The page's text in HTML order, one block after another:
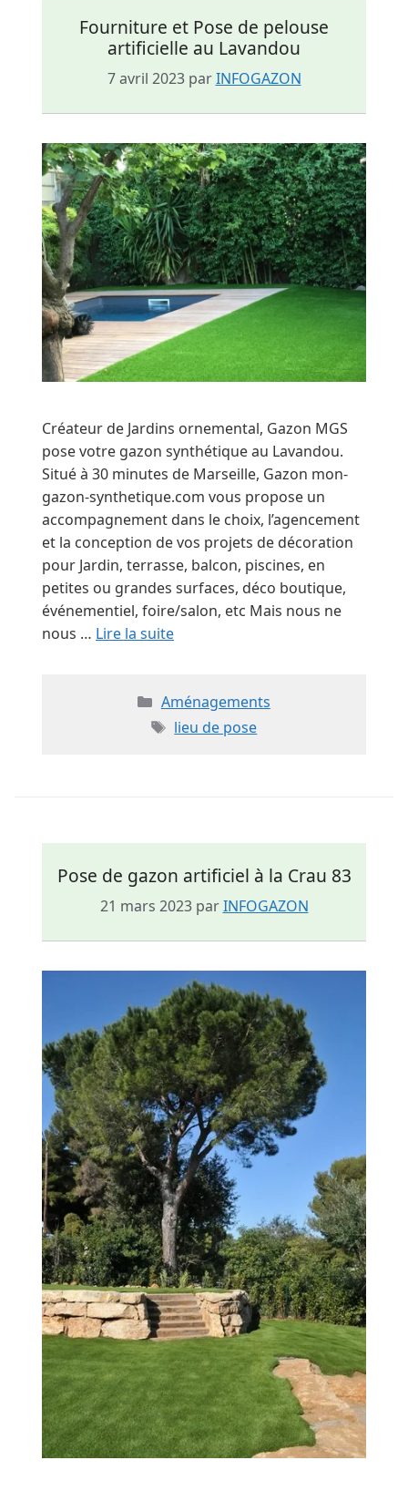
Fourniture et Pose de pelouse
artificielle au Lavandou
7 avril 2023 parINFOGAZON
Créateur de Jardins ornemental, Gazon MGS
pose votre gazon synthétique au Lavandou.
Situé à 30 minutes de Marseille, Gazon mon-
gazon-synthetique.com vous propose un
accompagnement dans le choix, l’agencement
et la conception de vos projets de décoration
pour Jardin, terrasse, balcon, piscines, en
petites ou grandes surfaces, déco boutique,
événementiel, foire/salon, etc Mais nous ne
nous … Lire la suite
Catégories
Aménagements
Étiquettes
lieu de pose
Pose de gazon artificiel à la Crau 83
21 mars 2023 parINFOGAZON